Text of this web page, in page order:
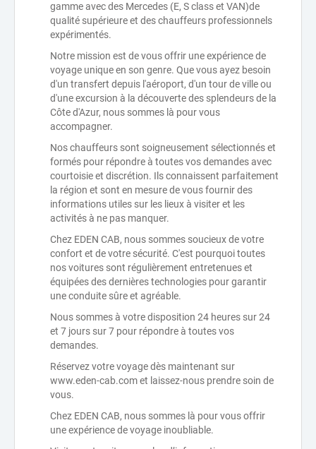
gamme avec des Mercedes (E, S class et VAN)de
qualité supérieure et des chauffeurs professionnels
expérimentés.
Notre mission est de vous offrir une expérience de
voyage unique en son genre. Que vous ayez besoin
d'un transfert depuis l'aéroport, d'un tour de ville ou
d'une excursion à la découverte des splendeurs de la
Côte d'Azur, nous sommes là pour vous
accompagner.
Nos chauffeurs sont soigneusement sélectionnés et
formés pour répondre à toutes vos demandes avec
courtoisie et discrétion. Ils connaissent parfaitement
la région et sont en mesure de vous fournir des
informations utiles sur les lieux à visiter et les
activités à ne pas manquer.
Chez EDEN CAB, nous sommes soucieux de votre
confort et de votre sécurité. C'est pourquoi toutes
nos voitures sont régulièrement entretenues et
équipées des dernières technologies pour garantir
une conduite sûre et agréable.
Nous sommes à votre disposition 24 heures sur 24
et 7 jours sur 7 pour répondre à toutes vos
demandes.
Réservez votre voyage dès maintenant sur
www.eden-cab.com et laissez-nous prendre soin de
vous.
Chez EDEN CAB, nous sommes là pour vous offrir
une expérience de voyage inoubliable.